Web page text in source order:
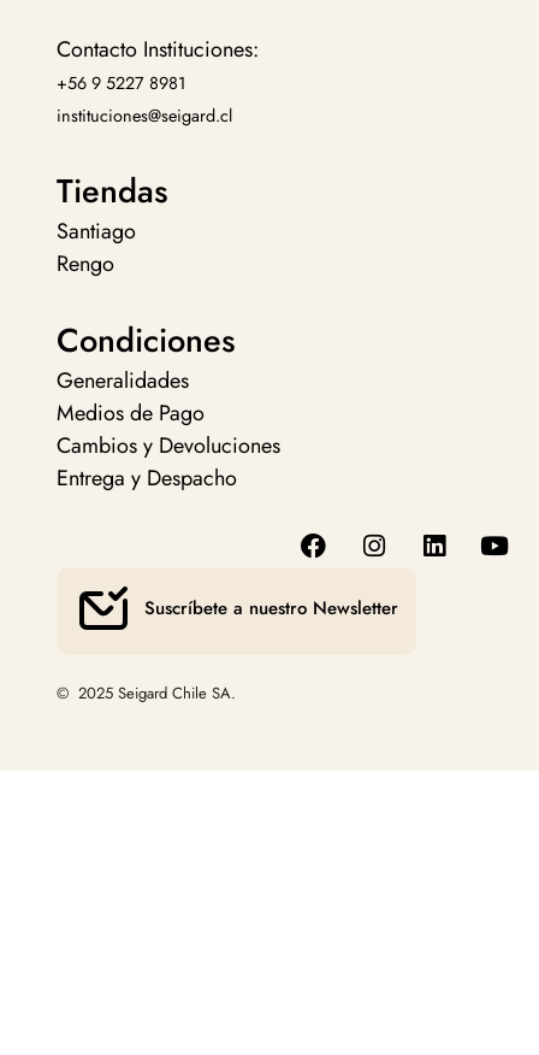
Contacto Instituciones:
+56 9 5227 8981
instituciones@seigard.cl
Tiendas
Santiago
Rengo
Condiciones
Generalidades
Medios de Pago
Cambios y Devoluciones
Entrega y Despacho
Suscríbete a nuestro Newsletter
© 2025 Seigard Chile SA.